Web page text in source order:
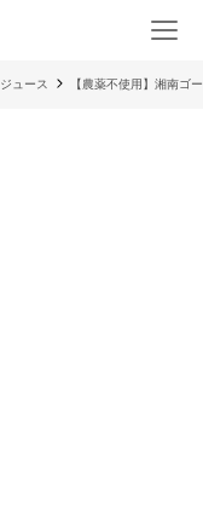
ジュース 【農薬不使用】湘南ゴ